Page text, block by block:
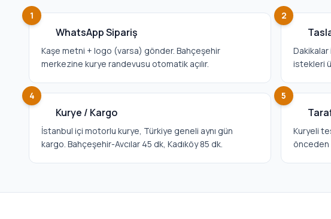
1
WhatsApp Sipariş
Kaşe metni + logo (varsa) gönder. Bahçeşehir
merkezine kurye randevusu otomatik açılır.
2
istekleri
4
Kurye / Kargo
İstanbul içi motorlu kurye, Türkiye geneli aynı gün
kargo. Bahçeşehir-Avcılar 45 dk, Kadıköy 85 dk.
5
Kuryeli
önceden